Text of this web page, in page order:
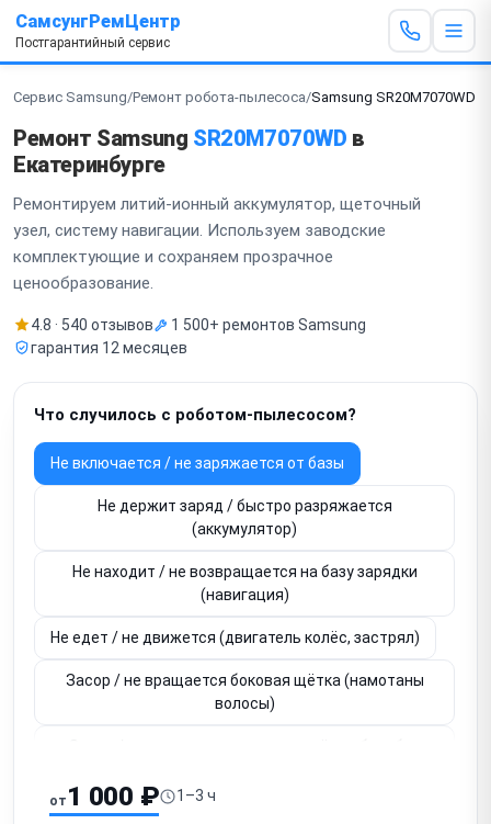
СамсунгРемЦентр
Постгарантийный сервис
Сервис Samsung/Ремонт робота-пылесоса/Samsung SR20M7070WD
Ремонт Samsung SR20M7070WD в
Екатеринбурге
Ремонтируем литий-ионный аккумулятор, щеточный
узел, систему навигации. Используем заводские
комплектующие и сохраняем прозрачное
ценообразование.
4.8 · 540 отзывов
1 500+ ремонтов Samsung
гарантия 12 месяцев
Что случилось с роботом-пылесосом?
Не включается / не заряжается от базы
Не держит заряд / быстро разряжается
(аккумулятор)
Не находит / не возвращается на базу зарядки
(навигация)
Не едет / не движется (двигатель колёс, застрял)
Засор / не вращается боковая щётка (намотаны
волосы)
Слабое всасывание (засор фильтра, пылесборника,
от 1 000 ₽ 1–3 ч